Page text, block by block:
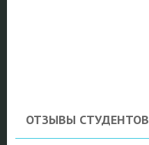
ОТЗЫВЫ СТУДЕНТОВ